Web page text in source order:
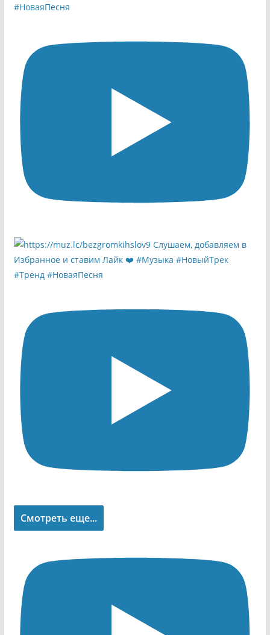
Смотреть еще...